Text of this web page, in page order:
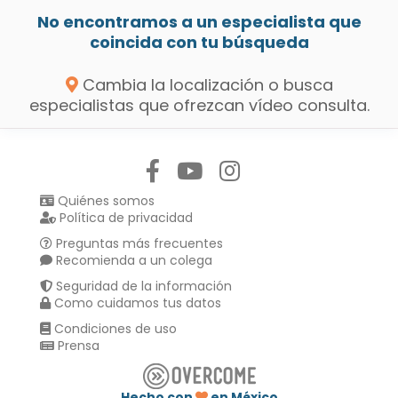
No encontramos a un especialista que
coincida con tu búsqueda
Cambia la localización o busca
especialistas que ofrezcan vídeo consulta.
Quiénes somos
Política de privacidad
Preguntas más frecuentes
Recomienda a un colega
Seguridad de la información
Como cuidamos tus datos
Condiciones de uso
Prensa